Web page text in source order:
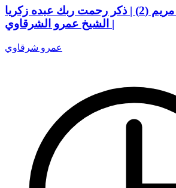
تفسير وتدبر سورة مريم (2) | ذكر رحمت ربك عبده زكريا
| الشيخ عمرو الشرقاوي
عمرو شرقاوي